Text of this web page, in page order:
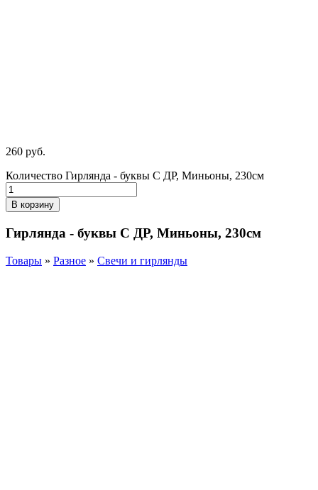
260 руб.
Количество Гирлянда - буквы С ДР, Миньоны, 230см
В корзину
Гирлянда - буквы С ДР, Миньоны, 230см
Товары » Разное » Свечи и гирлянды